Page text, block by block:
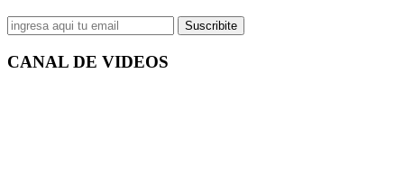
Suscribite
CANAL DE VIDEOS